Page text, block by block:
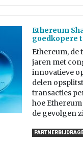
Ethereum
goedkopere
Ethereum,
jaren met
innovatieve
delen
transacties
hoe
de gevolgen